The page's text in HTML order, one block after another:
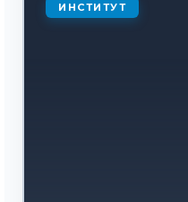
ИНСТИТУТ